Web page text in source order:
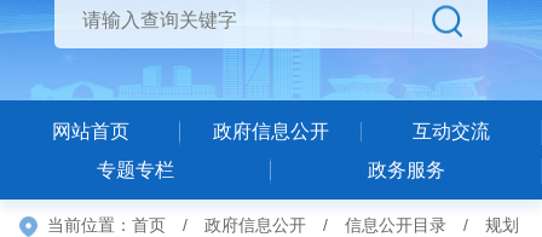
网站首页 政府信息公开
互动交流
专题专栏
政务服务
当前位置： 首页 / 政府信息公开 / 信息公开目录 /
规划